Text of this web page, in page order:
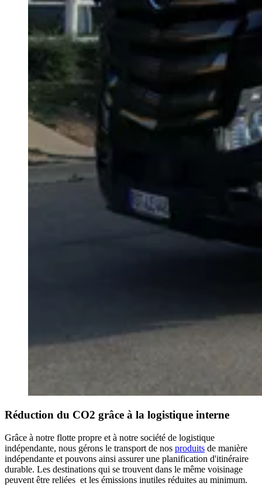
Réduction du CO2 grâce à la logistique interne
Grâce à notre flotte propre et à notre société de logistique
indépendante, nous gérons le transport de nos produits de manière
indépendante et pouvons ainsi assurer une planification d'itinéraire
durable. Les destinations qui se trouvent dans le même voisinage
peuvent être reliées et les émissions inutiles réduites au minimum.